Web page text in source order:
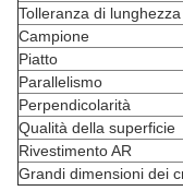
Tolleranza di lunghezza
Campione
Piatto
Parallelismo
Perpendicolarità
Qualità della superficie
Rivestimento AR
Grandi dimensioni dei